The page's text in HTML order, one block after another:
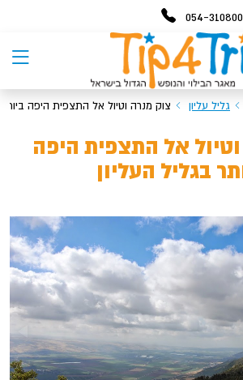
054-
גליל עליון צוק מנרה וטיול אל התצפית היפה ביותר
אל התצפית היפה
בגליל העליון